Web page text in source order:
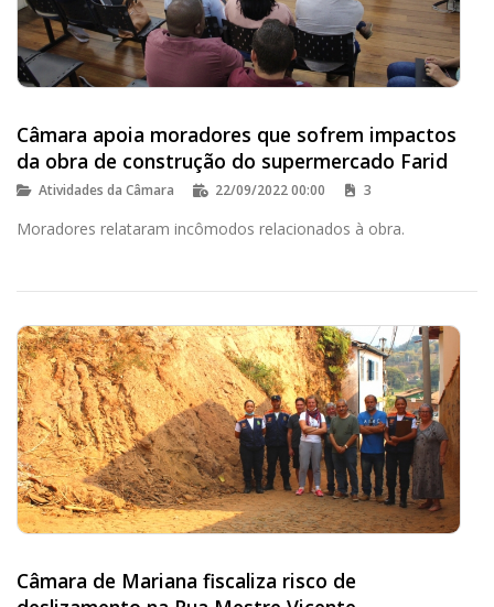
Câmara apoia moradores que sofrem impactos
da obra de construção do supermercado Farid
Atividades da Câmara 22/09/2022 00:00 3
Moradores relataram incômodos relacionados à obra.
Câmara de Mariana fiscaliza risco de